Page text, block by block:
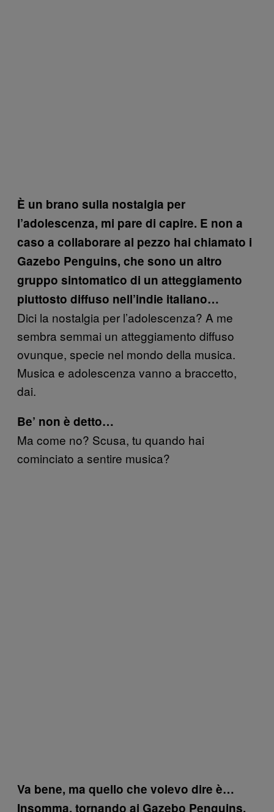
È un brano sulla nostalgia per
l’adolescenza, mi pare di capire. E non a
caso a collaborare al pezzo hai chiamato i
Gazebo Penguins, che sono un altro
gruppo sintomatico di un atteggiamento
piuttosto diffuso nell’indie italiano…
Dici la nostalgia per l’adolescenza? A me
sembra semmai un atteggiamento diffuso
ovunque, specie nel mondo della musica.
Musica e adolescenza vanno a braccetto,
dai.
Be’ non è detto…
Ma come no? Scusa, tu quando hai
cominciato a sentire musica?
Va bene, ma quello che volevo dire è…
Insomma, tornando ai Gazebo Penguins,